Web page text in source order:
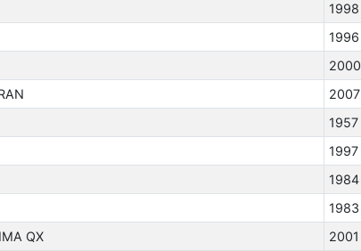
1998
1996
2000
2007
1957
1997
1984
1983
QX
2001